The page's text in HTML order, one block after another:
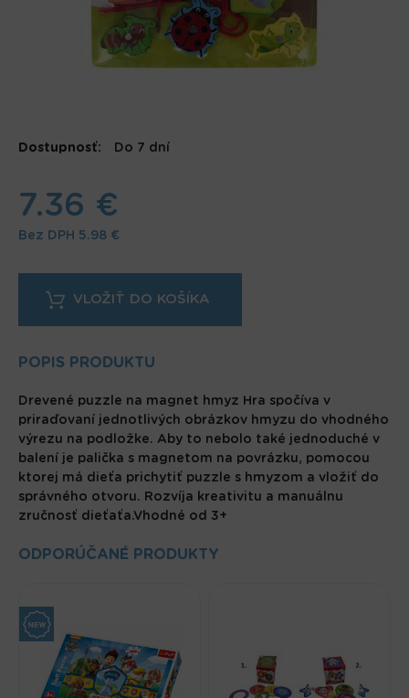
Dostupnosť: Do 7 dní
7.36 €
Bez DPH 5.98 €
POPIS PRODUKTU
Drevené puzzle na magnet hmyz Hra spočíva v
priraďovaní jednotlivých obrázkov hmyzu do vhodného
výrezu na podložke. Aby to nebolo také jednoduché v
balení je palička s magnetom na povrázku, pomocou
ktorej má dieťa prichytiť puzzle s hmyzom a vložiť do
správného otvoru. Rozvíja kreativitu a manuálnu
zručnosť dieťaťa.Vhodné od 3+
ODPORÚČANÉ PRODUKTY